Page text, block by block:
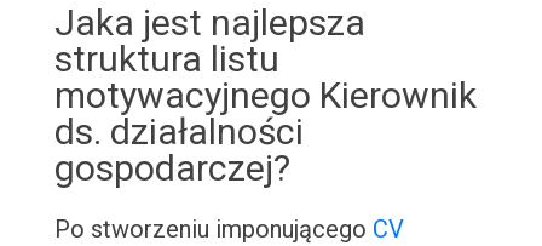
Jaka jest najlepsza
struktura listu
motywacyjnego Kierownik
ds. działalności
gospodarczej?
Po stworzeniu imponującego CV